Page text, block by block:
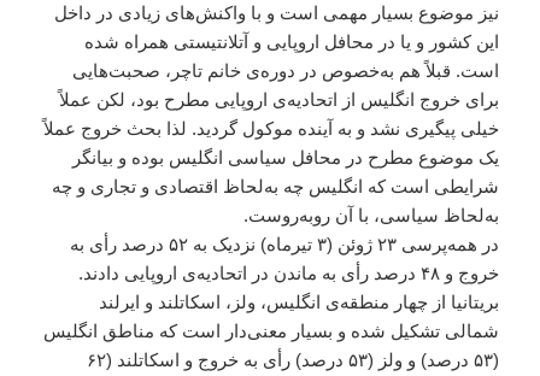
نیز موضوع بسیار مهمی است و با واکنش‌های زیادی در داخل
این کشور و یا در محافل اروپایی و آتلانتیستی همراه شده
است. قبلاً هم به‌خصوص در دوره‌ی خانم تاچر، صحبت‌هایی
برای خروج انگلیس از اتحادیه‌ی اروپایی مطرح بود، لکن عملاً
خیلی پیگیری نشد و به آینده موکول گردید. لذا بحث خروج عملاً
یک موضوع مطرح در محافل سیاسی انگلیس بوده و بیانگر
شرایطی است که انگلیس چه به‌لحاظ اقتصادی و تجاری و چه
به‌لحاظ سیاسی، با آن روبه‌روست.
در همه‌پرسی ۲۳ ژوئن (۳ تیرماه) نزدیک به ۵۲ درصد رأی به
خروج و ۴۸ درصد رأی به ماندن در اتحادیه‌ی اروپایی دادند.
بریتانیا از چهار منطقه‌ی انگلیس، ولز، اسکاتلند و ایرلند
شمالی تشکیل شده و بسیار معنی‌دار است که مناطق انگلیس
(۵۳ درصد) و ولز (۵۳ درصد) رأی به خروج و اسکاتلند (۶۲